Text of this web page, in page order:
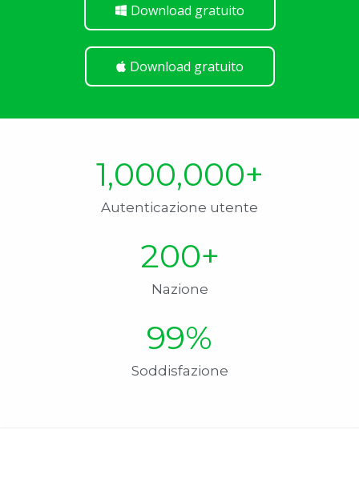
Download gratuito
Download gratuito
1,000,000+
Autenticazione utente
200+
Nazione
99%
Soddisfazione